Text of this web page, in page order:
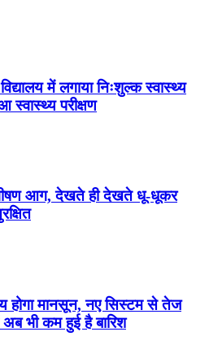
में लगाया निःशुल्क स्वास्थ्य
स्वास्थ्य परीक्षण
आग, देखते ही देखते धू-धूकर
होगा मानसून, नए सिस्टम से तेज
भी कम हुई है बारिश